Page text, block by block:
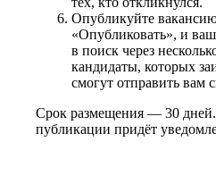
Опубликуйте
«Опубликовать», и
в поиск через
кандидаты, которых
смогут отправить вам
Срок размещения — 30
публикации придёт